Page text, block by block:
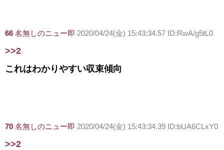
66 名無しのニュー即 2020/04/24(金) 15:43:34.57 ID:RwA/g5tL0
>>2
これはわかりやすい収束傾向
70 名無しのニュー即 2020/04/24(金) 15:43:34.39 ID:bUA6CLxY0
>>2